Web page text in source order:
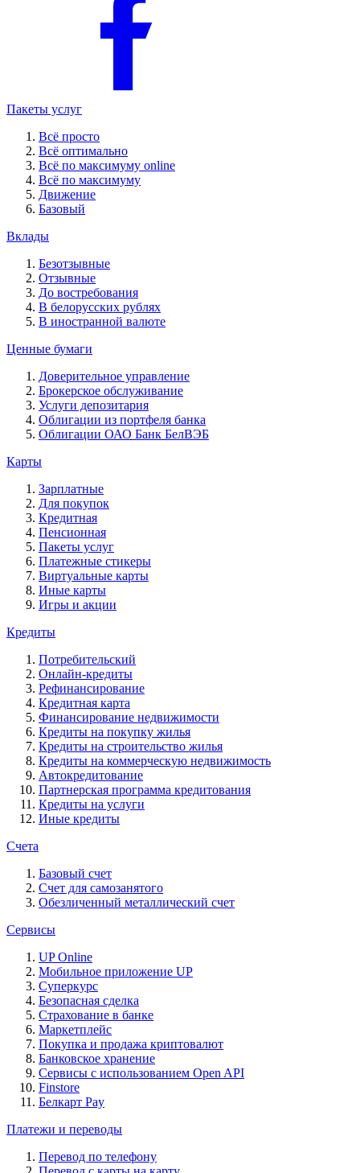
Пакеты услуг
Всё просто
Всё оптимально
Всё по максимуму online
Всё по максимуму
Движение
Базовый
Вклады
Безотзывные
Отзывные
До востребования
В белорусских рублях
В иностранной валюте
Ценные бумаги
Доверительное управление
Брокерское обслуживание
Услуги депозитария
Облигации из портфеля банка
Облигации ОАО Банк БелВЭБ
Карты
Зарплатные
Для покупок
Кредитная
Пенсионная
Пакеты услуг
Платежные стикеры
Виртуальные карты
Иные карты
Игры и акции
Кредиты
Потребительский
Онлайн-кредиты
Рефинансирование
Кредитная карта
Финансирование недвижимости
Кредиты на покупку жилья
Кредиты на строительство жилья
Кредиты на коммерческую недвижимость
Автокредитование
Партнерская программа кредитования
Кредиты на услуги
Иные кредиты
Счета
Базовый счет
Счет для самозанятого
Обезличенный металлический счет
Сервисы
UP Online
Мобильное приложение UP
Суперкурс
Безопасная сделка
Страхование в банке
Маркетплейс
Покупка и продажа криптовалют
Банковское хранение
Сервисы с использованием Open API
Finstore
Белкарт Pay
Платежи и переводы
Перевод по телефону